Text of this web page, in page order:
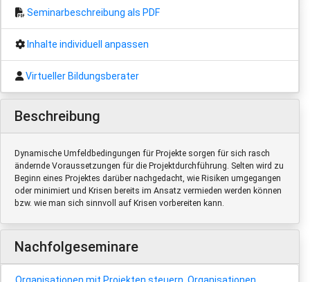
Seminarbeschreibung als PDF
Inhalte individuell anpassen
Virtueller Bildungsberater
Beschreibung
Dynamische Umfeldbedingungen für Projekte sorgen für sich rasch
ändernde Voraussetzungen für die Projektdurchführung. Selten wird zu
Beginn eines Projektes darüber nachgedacht, wie Risiken umgegangen
oder minimiert und Krisen bereits im Ansatz vermieden werden können
bzw. wie man sich sinnvoll auf Krisen vorbereiten kann.
Nachfolgeseminare
Organisationen mit Projekten steuern, Organisationen